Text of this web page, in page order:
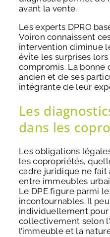
avant la vente.
Les experts DPRO
Voiron connaissent
intervention diminue
évite les surprises
compromis. La bonne
ancien et de ses
intégrante de leur
Les
dans les
Les obligations
les copropriétés,
cadre juridique ne fait
entre immeubles
Le DPE figure parmi
incontournables. Il
individuellement
collectivement selon
l’immeuble et la